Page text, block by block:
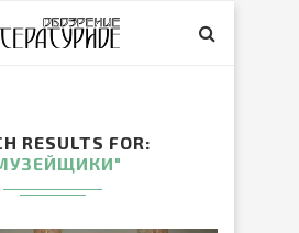
RESULTS FOR